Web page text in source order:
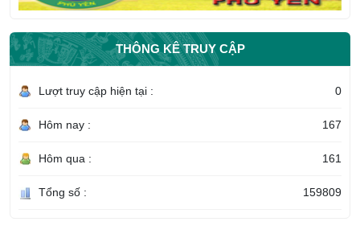
THÔNG KÊ TRUY CẬP
Lượt truy cập hiện tại : 0
Hôm nay : 167
Hôm qua : 161
Tổng số : 159809